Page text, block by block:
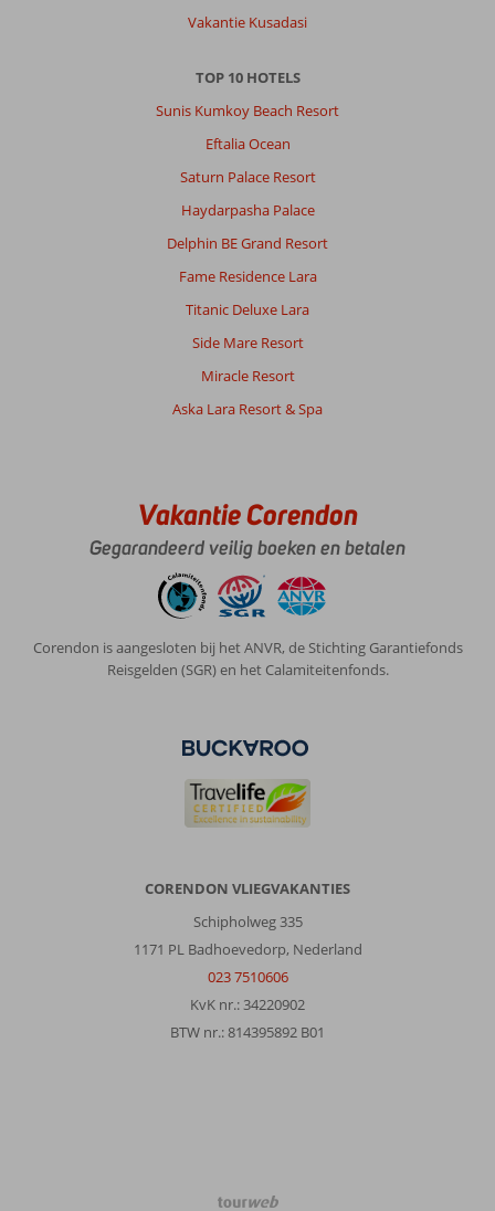
Vakantie Kusadasi
TOP 10 HOTELS
Sunis Kumkoy Beach Resort
Eftalia Ocean
Saturn Palace Resort
Haydarpasha Palace
Delphin BE Grand Resort
Fame Residence Lara
Titanic Deluxe Lara
Side Mare Resort
Miracle Resort
Aska Lara Resort & Spa
Vakantie Corendon
Gegarandeerd veilig boeken en betalen
Corendon is aangesloten bij het ANVR, de Stichting Garantiefonds
Reisgelden (SGR) en het Calamiteitenfonds.
CORENDON VLIEGVAKANTIES
Schipholweg 335
1171 PL Badhoevedorp, Nederland
023 7510606
KvK nr.: 34220902
BTW nr.: 814395892 B01
TourWeb